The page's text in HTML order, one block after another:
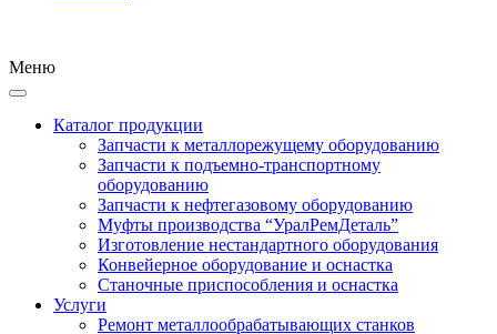
Меню
Каталог продукции
Запчасти к металлорежущему оборудованию
Запчасти к подъемно-транспортному
оборудованию
Запчасти к нефтегазовому оборудованию
Муфты производства “УралРемДеталь”
Изготовление нестандартного оборудования
Конвейерное оборудование и оснастка
Станочные приспособления и оснастка
Услуги
Ремонт металлообрабатывающих станков